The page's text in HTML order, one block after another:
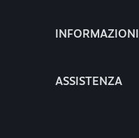
INFORMAZIONI
ASSISTENZA